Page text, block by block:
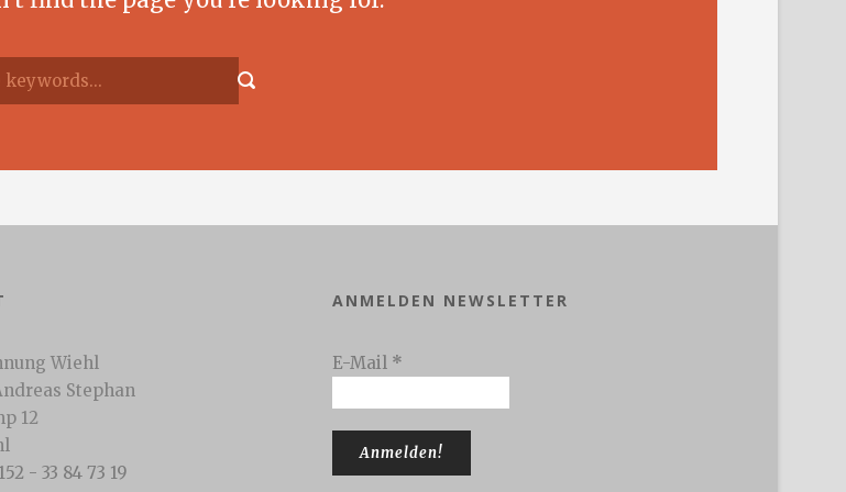
Wiehl
Stephan
12
- 33 84 73 19
ANMELDEN NEWSLETTER
E-Mail *